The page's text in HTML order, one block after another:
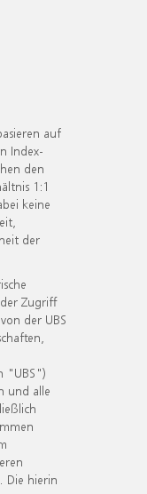
auf
Index-
den
1:1
keine
der
Zugriff
der UBS
"UBS")
und alle
Die hierin